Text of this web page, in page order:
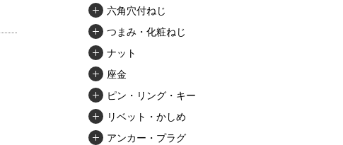
六角穴付ねじ
つまみ・化粧ねじ
ナット
座金
ピン・リング・キー
リベット・かしめ
アンカー・プラグ